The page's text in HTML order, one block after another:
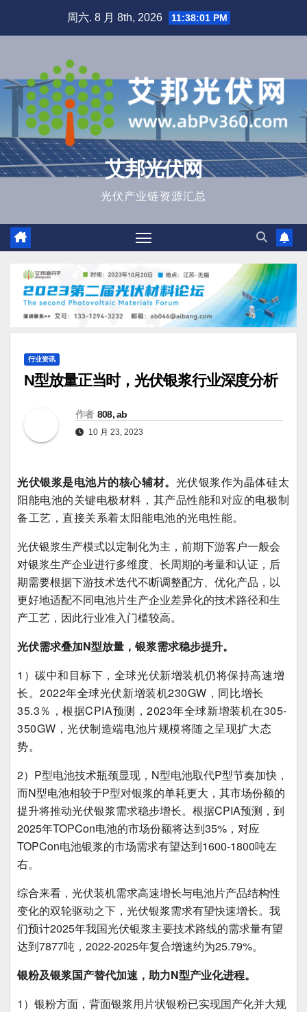
周六. 8 月 8th, 2026 11:38:02 PM
艾邦光伏网
光伏产业链资源汇总
行业资讯
N型放量正当时，光伏银浆行业深度分析
作者 808, ab
10 月 23, 2023
光伏银浆是电池片的核心辅材。 光伏银浆作为晶体硅太
阳能电池的关键电极材料，其产品性能和对应的电极制
备工艺，直接关系着太阳能电池的光电性能。
光伏银浆生产模式以定制化为主，前期下游客户一般会
对银浆生产企业进行多维度、长周期的考量和认证，后
期需要根据下游技术迭代不断调整配方、优化产品，以
更好地适配不同电池片生产企业差异化的技术路径和生
产工艺，因此行业准入门槛较高。
光伏需求叠加N型放量，银浆需求稳步提升。
1）碳中和目标下，全球光伏新增装机仍将保持高速增
长。2022年全球光伏新增装机230GW，同比增长
35.3％，根据CPIA预测，2023年全球新增装机在305-
350GW，光伏制造端电池片规模将随之呈现扩大态
势。
2）P型电池技术瓶颈显现，N型电池取代P型节奏加快，
而N型电池相较于P型对银浆的单耗更大，其市场份额的
提升将推动光伏银浆需求稳步增长。根据CPIA预测，到
2025年TOPCon电池的市场份额将达到35%，对应
TOPCon电池银浆的市场需求有望达到1600-1800吨左
右。
综合来看，光伏装机需求高速增长与电池片产品结构性
变化的双轮驱动之下，光伏银浆需求有望快速增长。我
们预计2025年我国光伏银浆主要技术路线的需求量有望
达到7877吨，2022-2025年复合增速约为25.79%。
银粉及银浆国产替代加速，助力N型产业化进程。
1）银粉方面，背面银浆用片状银粉已实现国产化并大规